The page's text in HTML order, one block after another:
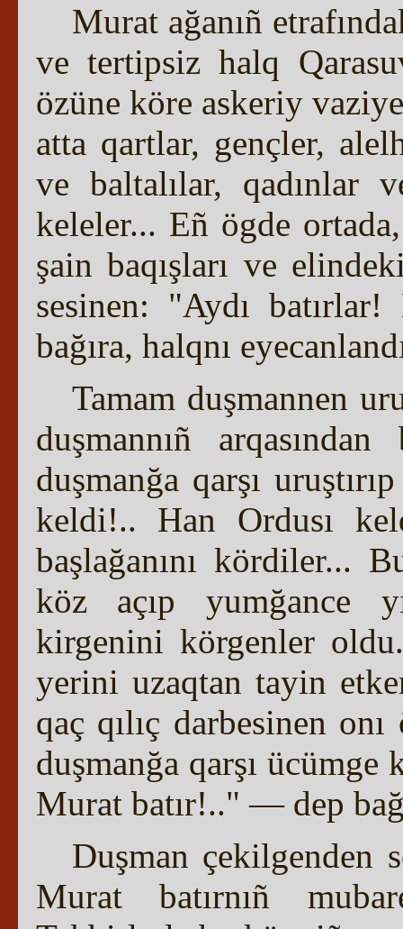
Murat ağanıñ
ve tertipsiz halq
özüne köre askeriy
atta qartlar, gençler,
ve baltalılar, qadınlar
keleler... Eñ ögde
şain baqışları ve
sesinen: "Aydı
bağıra, halqnı
Tamam duşmannen
duşmannıñ
duşmanğa qarşı
keldi!.. Han Ordusı
başlağanını kördiler...
köz açıp yumğance
kirgenini körgenler
yerini uzaqtan tayin
qaç qılıç darbesinen
duşmanğa qarşı
Murat batır!.." — dep
Duşman çekilgenden
Murat batırnıñ